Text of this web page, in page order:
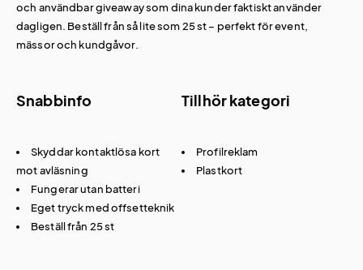
och användbar giveaway som dina kunder faktiskt använder
dagligen. Beställ från så lite som 25 st – perfekt för event,
mässor och kundgåvor.
Snabbinfo
Skyddar kontaktlösa kort
mot avläsning
Fungerar utan batteri
Eget tryck med offsetteknik
Beställ från 25 st
Tillhör kategori
Profilreklam
Plastkort